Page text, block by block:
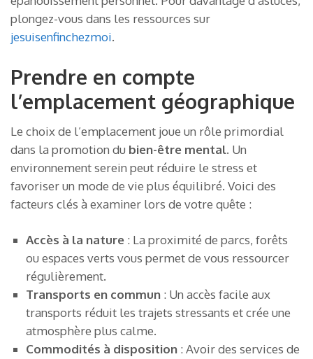
plongez-vous dans les ressources sur
jesuisenfinchezmoi.
Prendre en compte
l’emplacement géographique
Le choix de l’emplacement joue un rôle primordial
dans la promotion du bien-être mental. Un
environnement serein peut réduire le stress et
favoriser un mode de vie plus équilibré. Voici des
facteurs clés à examiner lors de votre quête :
Accès à la nature : La proximité de parcs, forêts
ou espaces verts vous permet de vous ressourcer
régulièrement.
Transports en commun : Un accès facile aux
transports réduit les trajets stressants et crée une
atmosphère plus calme.
Commodités à disposition : Avoir des services de